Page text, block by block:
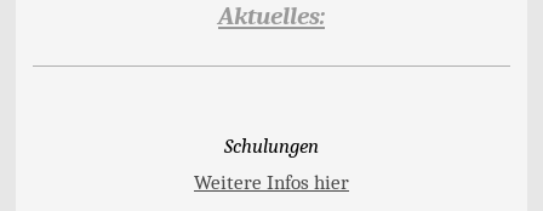
Aktuelles:
Schulungen
Weitere Infos hier